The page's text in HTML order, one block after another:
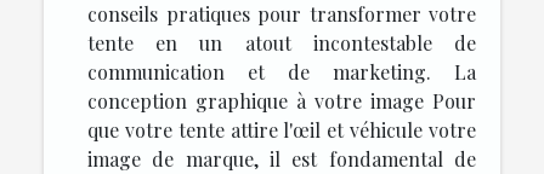
conseils pratiques pour transformer votre
tente en un atout incontestable de
communication et de marketing. La
conception graphique à votre image Pour
que votre tente attire l'œil et véhicule votre
image de marque, il est fondamental de